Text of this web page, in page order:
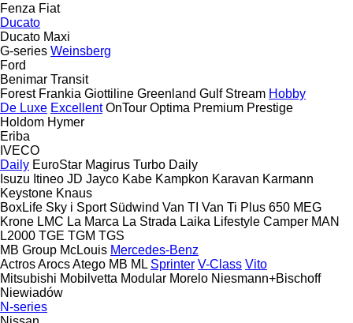
Fenza Fiat
Ducato
Ducato Maxi
G-series Weinsberg
Ford
Benimar Transit
Forest Frankia Giottiline Greenland Gulf Stream Hobby
De Luxe Excellent OnTour Optima Premium Prestige
Holdom Hymer
Eriba
IVECO
Daily EuroStar Magirus Turbo Daily
Isuzu Itineo JD Jayco Kabe Kampkon Karavan Karmann
Keystone Knaus
BoxLife Sky i Sport Südwind Van TI Van Ti Plus 650 MEG
Krone LMC La Marca La Strada Laika Lifestyle Camper MAN
L2000 TGE TGM TGS
MB Group McLouis Mercedes-Benz
ActrosArocsAtego MB ML Sprinter V-Class Vito
Mitsubishi Mobilvetta Modular Morelo Niesmann+Bischoff
Niewiadów
N-series